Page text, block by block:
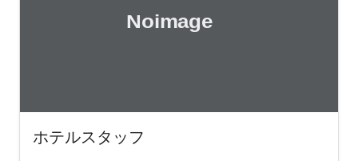
ホテルスタッフ